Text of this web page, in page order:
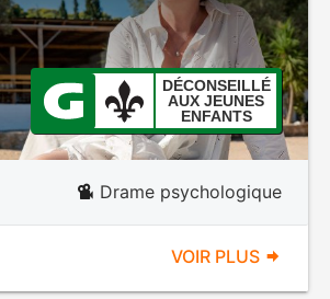
DÉCONSEILLÉ
AUX JEUNES
ENFANTS
Drame psychologique
VOIR PLUS